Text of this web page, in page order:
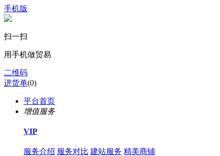
手机版
扫一扫
用手机做贸易
二维码
进货单(0)
平台首页
增值服务
VIP
服务介绍 服务对比 建站服务 精美商铺